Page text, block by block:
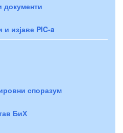
документи
и изјаве PIC-a
споразум
БиХ